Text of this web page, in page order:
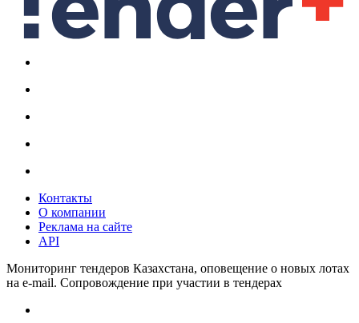
Контакты
О компании
Реклама на сайте
API
Мониторинг тендеров Казахстана, оповещение о новых лотах
на e-mail. Сопровождение при участии в тендерах